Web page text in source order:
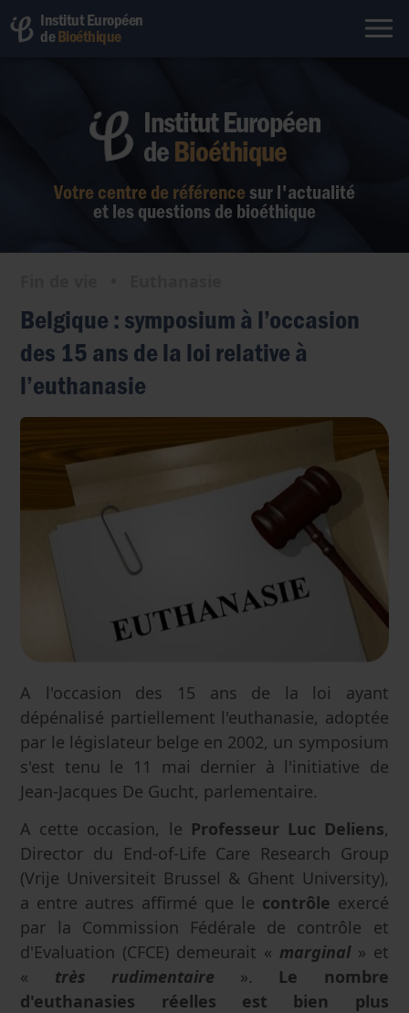
Institut Européen
deBioéthique
Votre centre de référence sur l'actualité
et les questions de bioéthique
Institut Européen
deBioéthique
Belgique : symposium à l’occasion
des 15 ans de la loi relative à
l’euthanasie
A l'occasion des 15 ans de la loi ayant
dépénalisé partiellement l'euthanasie, adoptée
par le législateur belge en 2002, un symposium
s'est tenu le 11 mai dernier à l'initiative de
Jean-Jacques De Gucht, parlementaire.
A cette occasion, le Professeur Luc Deliens,
Director du End-of-Life Care Research Group
(Vrije Universiteit Brussel & Ghent University),
a entre autres affirmé que le contrôle exercé
par la Commission Fédérale de contrôle et
d'Evaluation (CFCE) demeurait « marginal» et
« très rudimentaire ». Le nombre
d'euthanasies réelles est bien plus